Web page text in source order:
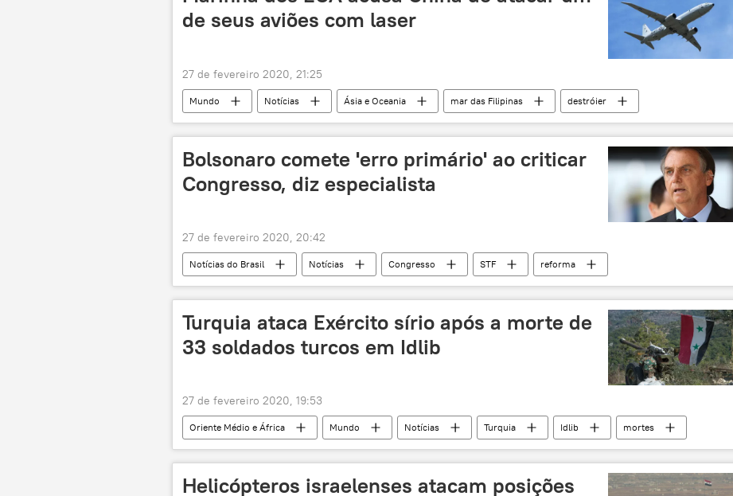
de seus aviões com laser
27 de fevereiro 2020, 21:25
Mundo Notícias Ásia e Oceania mar das Filipinas
destróier
laser
armas laser ataque Marinha dos EUA
Marinha chinesa
Bolsonaro comete 'erro primário' ao criticar
Congresso, diz especialista
27 de fevereiro 2020, 20:42
Notícias do Brasil Notícias Congresso STF
reforma
Jair Bolsonaro
Turquia ataca Exército sírio após a morte de
33 soldados turcos em Idlib
27 de fevereiro 2020, 19:53
Oriente Médio e África Mundo Notícias Turquia Idlib
mortes
Síria
Helicópteros israelenses atacam posições